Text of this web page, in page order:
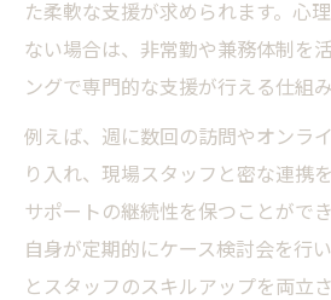
た柔軟な支援が求められます。心
ない場合は、非常勤や兼務体制を
ングで専門的な支援が行える仕組
例えば、週に数回の訪問やオンラ
り入れ、現場スタッフと密な連携
サポートの継続性を保つことがで
自身が定期的にケース検討会を行
とスタッフのスキルアップを両立